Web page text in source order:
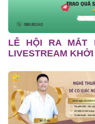
LỄ HỘI RA MẮT
LIVESTREAM